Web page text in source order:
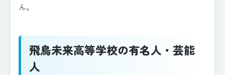
ん。
飛鳥未来高等学校の有名人・芸能
人